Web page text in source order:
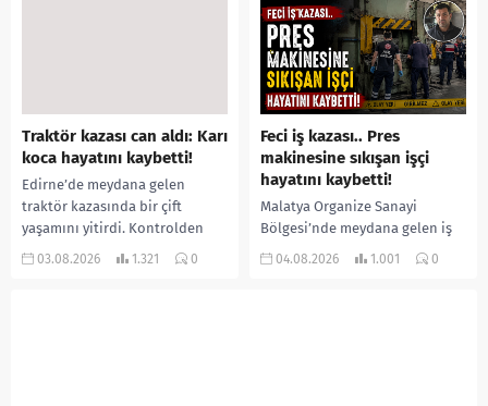
salgında vaka sayısının 20 bini
aştığı belirtilirken, sağlık...
Traktör kazası can aldı: Karı
koca hayatını kaybetti!
Edirne’de meydana gelen
traktör kazasında bir çift
yaşamını yitirdi. Kontrolden
çıkarak devrilen traktörün
03.08.2026 1.321 0
Feci iş kazası.. Pres
makinesine sıkışan işçi
hayatını kaybetti!
Malatya Organize Sanayi
Bölgesi’nde meydana gelen iş
kazasında, pres makinesine
04.08.2026 1.001 0